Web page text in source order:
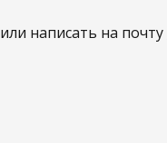
или написать на почту